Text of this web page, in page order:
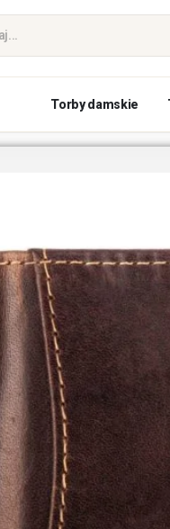
Torby damskie